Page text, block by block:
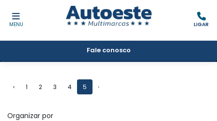
MENU LIGAR
Fale conosco
‹ 1 2 3 4 5 ›
Filtrar
Organizar por